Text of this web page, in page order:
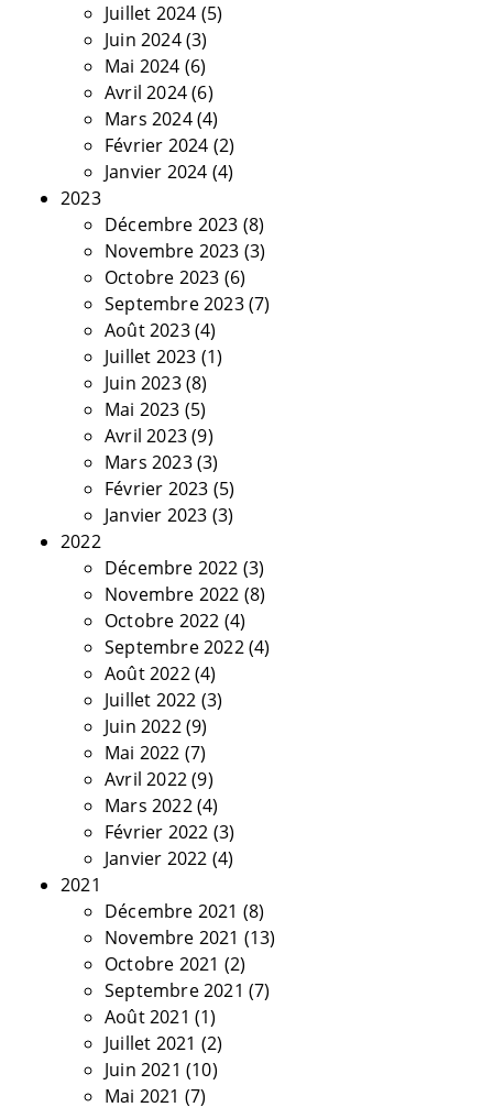
Juillet 2024 (5)
Juin 2024(3)
Mai 2024 (6)
Avril 2024(6)
Mars 2024(4)
Février 2024 (2)
Janvier 2024 (4)
2023
Décembre 2023 (8)
Novembre 2023 (3)
Octobre 2023 (6)
Septembre 2023(7)
Août 2023(4)
Juillet 2023 (1)
Juin 2023(8)
Mai 2023 (5)
Avril 2023(9)
Mars 2023(3)
Février 2023 (5)
Janvier 2023 (3)
2022
Décembre 2022 (3)
Novembre 2022 (8)
Octobre 2022 (4)
Septembre 2022(4)
Août 2022(4)
Juillet 2022 (3)
Juin 2022(9)
Mai 2022 (7)
Avril 2022(9)
Mars 2022(4)
Février 2022 (3)
Janvier 2022 (4)
2021
Décembre 2021 (8)
Novembre 2021 (13)
Octobre 2021 (2)
Septembre 2021 (7)
Août 2021 (1)
Juillet 2021 (2)
Juin 2021 (10)
Mai 2021 (7)